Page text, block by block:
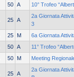
50 A 10° Trofeo
25 A
2a Giornata
3
25 M
6a Giornata
50 A
11° Trofeo
50 M Meeting
25 A
2a Giornata